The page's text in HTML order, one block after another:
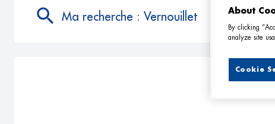
Ma recherche : Vernouillet About
By clicking
analyze site
Cookie